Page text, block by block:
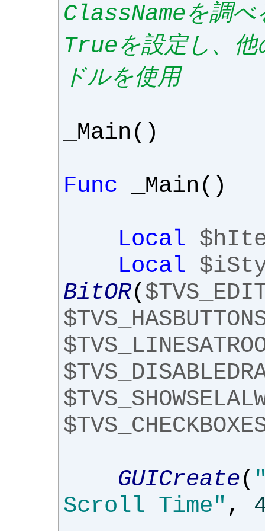
ClassNameを調
Trueを設定し、
ドルを使用
_Main ()
Func _Main ()
Local
Local
BitOR(
GUICreate(
Scroll Time" ,